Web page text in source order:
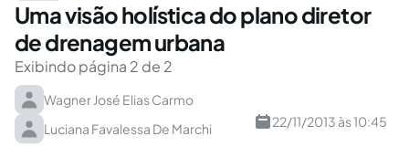
Uma visão holística do plano diretor
de drenagem urbana
Exibindo página 2 de 2
Wagner José Elias Carmo
Luciana Favalessa De Marchi
22/11/2013 às 10:45